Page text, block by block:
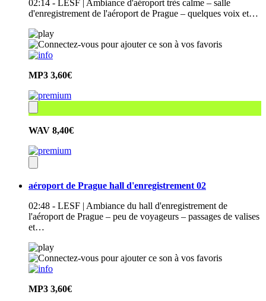
02:14 - LESF | Ambiance d'aéroport très calme – salle
d'enregistrement de l'aéroport de Prague – quelques voix et…
MP3 3,60€
WAV 8,40€
aéroport de Prague hall d'enregistrement 02
02:48 - LESF | Ambiance du hall d'enregistrement de
l'aéroport de Prague – peu de voyageurs – passages de valises
et…
MP3 3,60€